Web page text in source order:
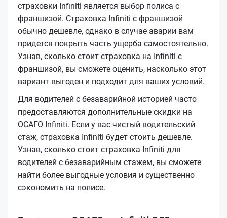
страховки Infiniti является выбор полиса с
франшизой. Страховка Infiniti с франшизой
обычно дешевле, однако в случае аварии вам
придется покрыть часть ущерба самостоятельно.
Узнав, сколько стоит страховка на Infiniti с
франшизой, вы сможете оценить, насколько этот
вариант выгоден и подходит для ваших условий.
Для водителей с безаварийной историей часто
предоставляются дополнительные скидки на
ОСАГО Infiniti. Если у вас чистый водительский
стаж, страховка Infiniti будет стоить дешевле.
Узнав, сколько стоит страховка Infiniti для
водителей с безаварийным стажем, вы сможете
найти более выгодные условия и существенно
сэкономить на полисе.